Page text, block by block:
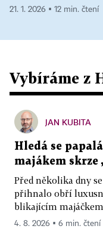
21. 1. 2026 ▪ 12 min. čtení
Vybíráme z
JAN KUBITA
Hledá se
majákem skrze
Před několika dny
přihnalo obří
blikajícím
4. 8. 2026 ▪ 6 min. čtení